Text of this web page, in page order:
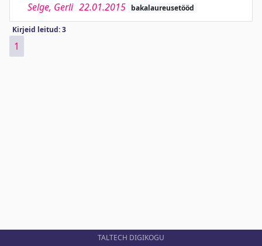
Selge, Gerli 22.01.2015 bakalaureusetööd
Kirjeid leitud: 3
1
TALTECH DIGIKOGU